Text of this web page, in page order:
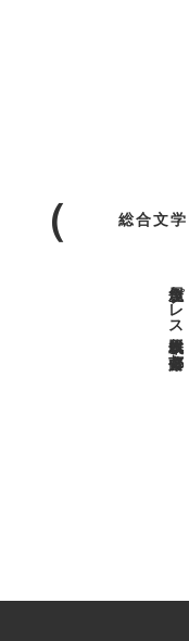
総合文
金魚屋プレス日本版代表 齋藤都